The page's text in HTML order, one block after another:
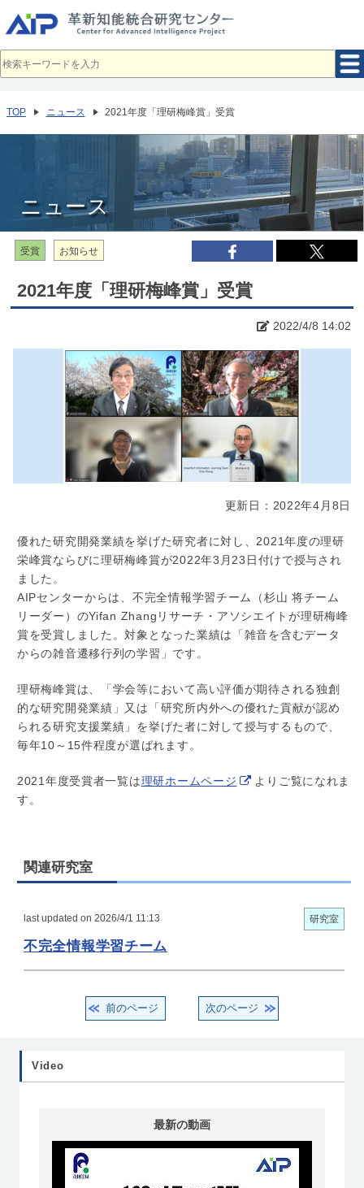
イ
ン
へ
動
TOP ニュース 2021年度「理研梅峰賞」受賞
ニュース
お知らせ
受賞
2021年度「理研梅峰賞」受賞
2022/4/8 14:02
更新日：2022年4月8日
優れた研究開発業績を挙げた研究者に対し、2021年度の理研
栄峰賞ならびに理研梅峰賞が2022年3月23日付けで授与され
ました。
AIPセンターからは、不完全情報学習チーム（杉山 将チーム
リーダー）のYifan Zhangリサーチ・アソシエイトが理研梅峰
賞を受賞しました。対象となった業績は「雑音を含むデータ
からの雑音遷移行列の学習」です。
理研梅峰賞は、「学会等において高い評価が期待される独創
的な研究開発業績」又は「研究所内外への優れた貢献が認め
られる研究支援業績」を挙げた者に対して授与するもので、
毎年10～15件程度が選ばれます。
2021年度受賞者一覧は理研ホームページ
よりご覧になれま
す。
関連研究室
last updated on 2026/4/1 11:13 研究室
不完全情報学習チーム
前のページ 次のページ
Video
最新の動画